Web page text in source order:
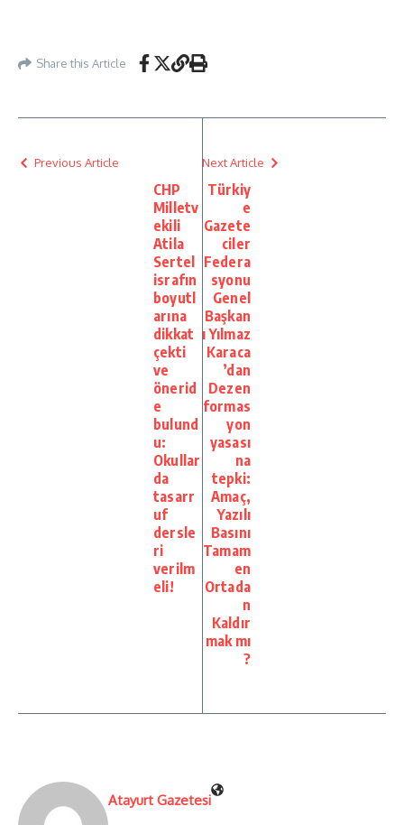
Share this Article
Previous Article
CHP
Milletv
ekili
Atila
Sertel
israfın
boyutl
arına
dikkat
çekti
ve
önerid
e
bulund
u:
Okullar
da
tasarr
uf
dersle
ri
verilm
eli!
Next Article
Türkiy
e
Gazete
ciler
Federa
syonu
Genel
Başkan
ı Yılmaz
Karaca
’dan
Dezen
formas
yon
yasası
na
tepki:
Amaç,
Yazılı
Basını
Tamam
en
Ortada
n
Kaldır
mak mı
?
Atayurt Gazetesi